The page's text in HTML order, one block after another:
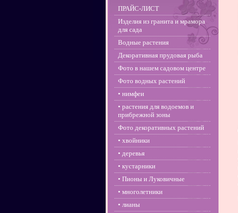
ПРАЙС-ЛИСТ
Изделия из гранита и мрамора
для сада
Водные растения
Декоративная прудовая рыба
Фото в нашем садовом центре
Фото водных растений
• нимфеи
• растения для водоемов и
прибрежной зоны
Фото декоративных растений
• хвойники
• деревья
• кустарники
• Пионы и Луковичные
• многолетники
• лианы